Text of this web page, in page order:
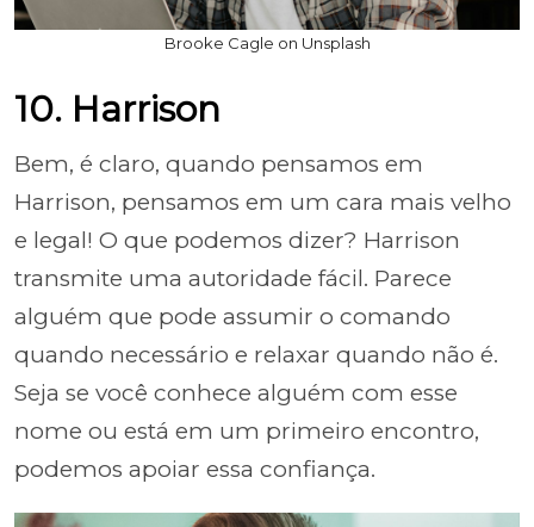
Brooke Cagle on Unsplash
10. Harrison
Bem, é claro, quando pensamos em
Harrison, pensamos em um cara mais velho
e legal! O que podemos dizer? Harrison
transmite uma autoridade fácil. Parece
alguém que pode assumir o comando
quando necessário e relaxar quando não é.
Seja se você conhece alguém com esse
nome ou está em um primeiro encontro,
podemos apoiar essa confiança.